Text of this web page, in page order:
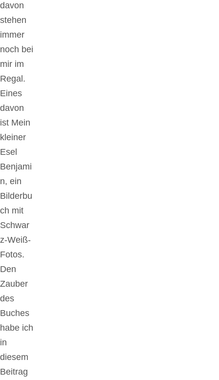
davon
stehen
immer
noch bei
mir im
Regal.
Eines
davon
ist Mein
kleiner
Esel
Benjami
n, ein
Bilderbu
ch mit
Schwar
z-Weiß-
Fotos.
Den
Zauber
des
Buches
habe ich
in
diesem
Beitrag